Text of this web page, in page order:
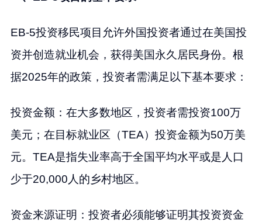
EB-5投资移民项目允许外国投资者通过在美国投
资并创造就业机会，获得美国永久居民身份。根
据2025年的政策，投资者需满足以下基本要求：
投资金额：在大多数地区，投资者需投资100万
美元；在目标就业区（TEA）投资金额为50万美
元。TEA是指失业率高于全国平均水平或是人口
少于20,000人的乡村地区。
资金来源证明：投资者必须能够证明其投资资金